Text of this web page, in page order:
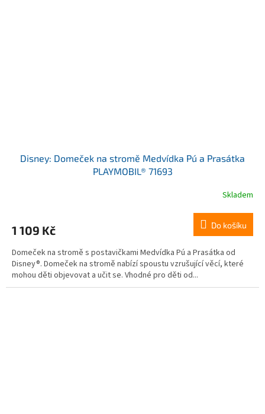
Disney: Domeček na stromě Medvídka Pú a Prasátka
PLAYMOBIL® 71693
Skladem
1 109 Kč Do košíku
Domeček na stromě s postavičkami Medvídka Pú a Prasátka od
Disney®. Domeček na stromě nabízí spoustu vzrušující věcí, které
mohou děti objevovat a učit se. Vhodné pro děti od...